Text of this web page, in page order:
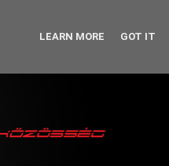
LEARN MORE GOT IT